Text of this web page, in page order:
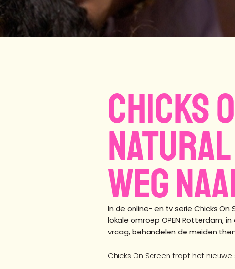
Chicks
natural
weg
In de online- en tv serie Chicks On
lokale omroep OPEN Rotterdam,
vraag, behandelen de meiden
Chicks On Screen trapt het